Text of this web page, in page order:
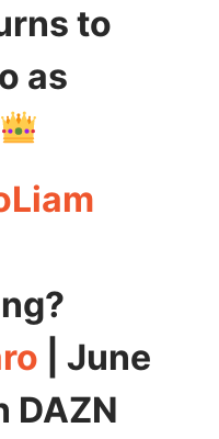
to
as
| June
DAZN